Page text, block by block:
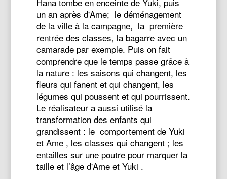
un an après d'Ame; le déménagement
de la ville à la campagne, la première
rentrée des classes, la bagarre avec un
camarade par exemple. Puis on fait
comprendre que le temps passe grâce à
la nature : les saisons qui changent, les
fleurs qui fanent et qui changent, les
légumes qui poussent et qui pourrissent.
Le réalisateur a aussi utilisé la
transformation des enfants qui
grandissent : le comportement de Yuki
et Ame , les classes qui changent ; les
entailles sur une poutre pour marquer la
taille et l’âge d'Ame et Yuki .